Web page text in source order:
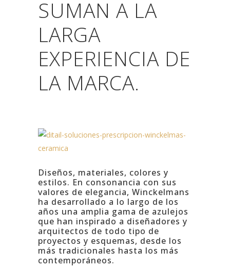
SUMAN A LA
LARGA
EXPERIENCIA DE
LA MARCA.
Diseños, materiales, colores y
estilos. En consonancia con sus
valores de elegancia, Winckelmans
ha desarrollado a lo largo de los
años una amplia gama de azulejos
que han inspirado a diseñadores y
arquitectos de todo tipo de
proyectos y esquemas, desde los
más tradicionales hasta los más
contemporáneos.